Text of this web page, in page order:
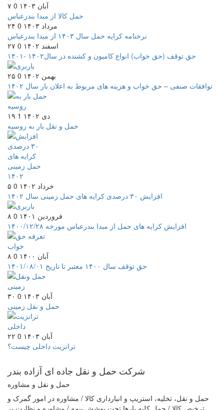
۷ آبان ۱۴۰۳
0
حمل کالا از مبدا بندرعباس
۲۴ مرداد ۱۴۰۳
0
نرخنامه کرایه حمل سال ۱۴۰۳ از مبدا بندرعباس
۲۷ اسفند ۱۴۰۲
0
حق توقف (حق خواب) انواع کامیون و کشنده در سال۱۴۰۲ -۱۴۰۱
۲۵ بهمن ۱۴۰۲
0
توافقات صنفی – حق خواب و هزینه های مربوط به اعلان بار سال ۱۴۰۲
۱۹ دی ۱۴۰۲
1
حمل و نقل بار به روسیه
۵ خرداد ۱۴۰۲
0
افزایش ۳۰ درصدی کرایه های حمل زمینی سال ۱۴۰۲
۸ فروردین ۱۴۰۱
0
افزایش کرایه های حمل از مبدا بندرعباس مورخه ۱۴۰۰/۱۲/۲۸
۸ آبان ۱۴۰۰
0
حق توقف سال ۱۴۰۰ معتبر تا تاریخ ۱۴۰۱/۰۸/۰۱
۳۰ آبان ۱۴۰۳
0
حمل و نقل زمینی
۲۲ آبان ۱۴۰۳
0
ترانزیت داخلی چیست؟
شرکت حمل و نقل جاده ایآزاده بندر
حمل و نقل و مشاوره
حمل و نقل، تخلیه، استریپ و انبارداری کالا / مشاوره در امور گمرک و
ترخیص کالا / حمل کلیه بارها تحت پوشش بیمه / مشاوره و نظارت بر